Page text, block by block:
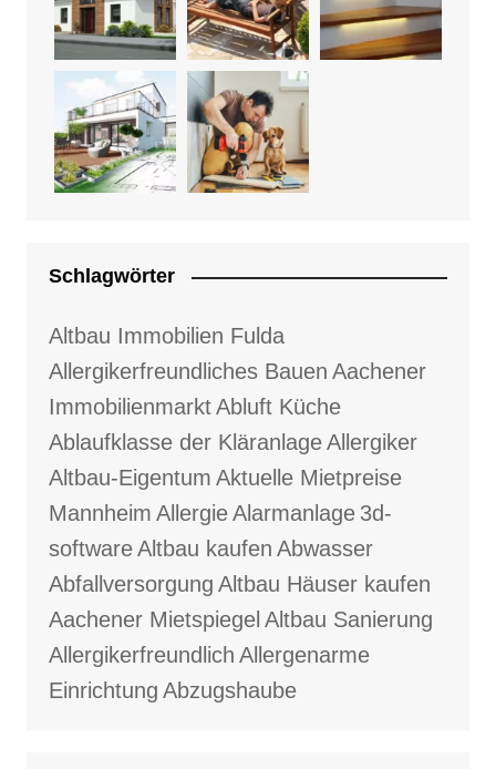
Schlagwörter
Altbau Immobilien Fulda
Allergikerfreundliches Bauen Aachener
ImmobilienmarktAbluft Küche
Ablaufklasse der KläranlageAllergiker
Altbau-Eigentum Aktuelle Mietpreise
Mannheim AllergieAlarmanlage 3d-
softwareAltbau kaufen Abwasser
Abfallversorgung Altbau Häuser kaufen
Aachener Mietspiegel Altbau Sanierung
Allergikerfreundlich Allergenarme
Einrichtung Abzugshaube